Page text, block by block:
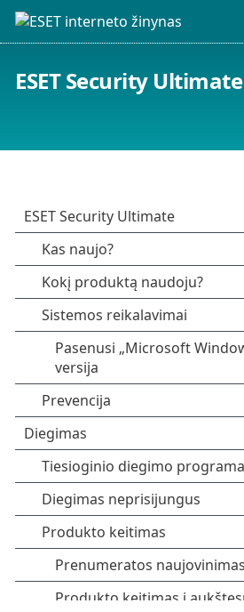
ESET Security Ultimate